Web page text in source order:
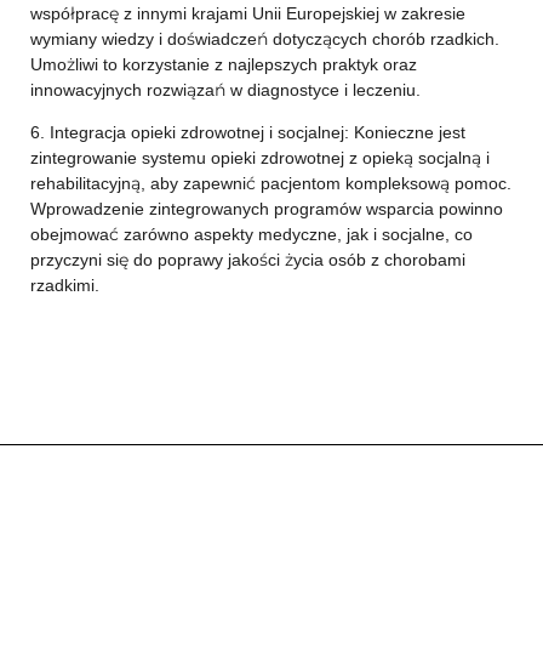
współpracę z innymi krajami Unii Europejskiej w zakresie
wymiany wiedzy i doświadczeń dotyczących chorób rzadkich.
Umożliwi to korzystanie z najlepszych praktyk oraz
innowacyjnych rozwiązań w diagnostyce i leczeniu.
6. Integracja opieki zdrowotnej i socjalnej: Konieczne jest
zintegrowanie systemu opieki zdrowotnej z opieką socjalną i
rehabilitacyjną, aby zapewnić pacjentom kompleksową pomoc.
Wprowadzenie zintegrowanych programów wsparcia powinno
obejmować zarówno aspekty medyczne, jak i socjalne, co
przyczyni się do poprawy jakości życia osób z chorobami
rzadkimi.